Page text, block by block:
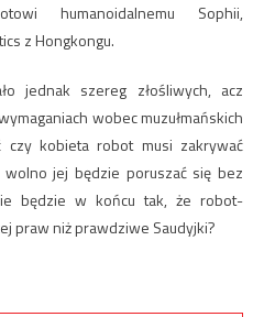
humanoidalnemu Sophii,
z Hongkongu.
jednak szereg złośliwych, acz
wobec muzułmańskich
kobieta robot musi zakrywać
wolno jej będzie poruszać się bez
będzie w końcu tak, że robot-
praw niż prawdziwe Saudyjki?